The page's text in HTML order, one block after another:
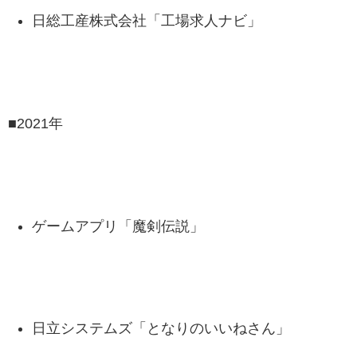
日総工産株式会社「工場求人ナビ」
■2021年
ゲームアプリ「魔剣伝説」
日立システムズ「となりのいいねさん」